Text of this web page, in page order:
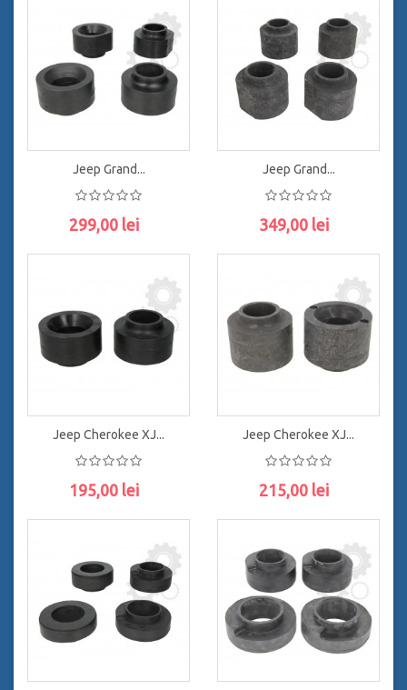
ADAUGĂ ÎN COŞ ADAUGĂ ÎN COŞ
Jeep Grand...
299,00 lei
ADAUGĂ ÎN COŞ
Jeep Grand...
349,00 lei
ADAUGĂ ÎN COŞ
Jeep Cherokee XJ...
195,00 lei
ADAUGĂ ÎN COŞ
Jeep Cherokee XJ...
215,00 lei
ADAUGĂ ÎN COŞ